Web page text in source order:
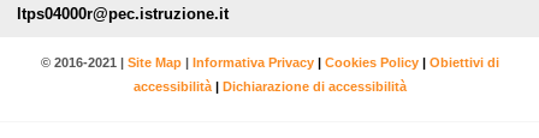
ltps04000r@pec.istruzione.it
© 2016-2021 | Site Map| Informativa Privacy| Cookies Policy| Obiettivi di
accessibilità| Dichiarazione di accessibilità